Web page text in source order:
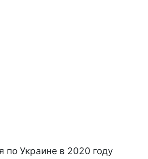
по Украине в 2020 году